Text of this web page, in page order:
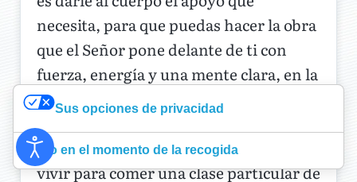
necesita, para que puedas hacer la obra
que el Señor pone delante de ti con
fuerza, energía y una mente clara, en la
medida de lo posible después de seis
milenios de degradación por el pecado.
Debemos comer para vivir, en lugar de
vivir para comer una clase particular de
Sus opciones de privacidad
Aviso en el momento de la recogida